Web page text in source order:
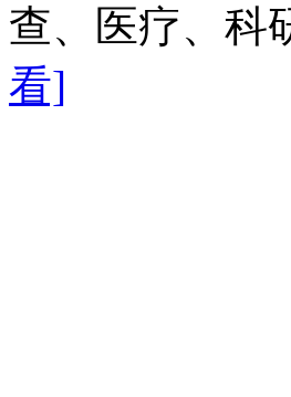
查、医疗、科
看]